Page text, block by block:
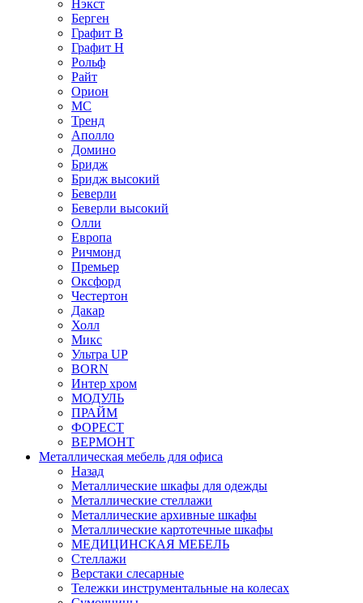
Нэкст
Берген
Графит В
Графит Н
Рольф
Райт
Орион
МС
Тренд
Аполло
Домино
Бридж
Бридж высокий
Беверли
Беверли высокий
Олли
Европа
Ричмонд
Премьер
Оксфорд
Честертон
Дакар
Холл
Микс
Ультра UP
BORN
Интер хром
МОДУЛЬ
ПРАЙМ
ФОРЕСТ
ВЕРМОНТ
Металлическая мебель для офиса
Назад
Металлические шкафы для одежды
Металлические стеллажи
Металлические архивные шкафы
Металлические картотечные шкафы
МЕДИЦИНСКАЯ МЕБЕЛЬ
Стеллажи
Верстаки слесарные
Тележки инструментальные на колесах